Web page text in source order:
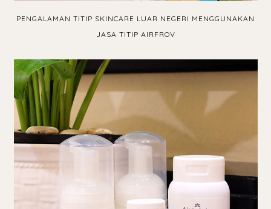
PENGALAMAN TITIP SKINCARE LUAR NEGERI MENGGUNAKAN
JASA TITIP AIRFROV